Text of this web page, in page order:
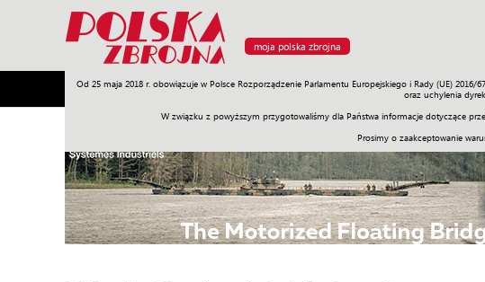
moja polska zbrojna
Od 25 maja 2018 r. obowiązuje w Polsce Rozporządzenie Parlamentu Europejskiego i Rady (UE)
oraz uchylenia
W związku z powyższym przygotowaliśmy dla Państwa informacje dotyczące
Prosimy o zaakceptowanie
Armia Poligon Sprzęt Misje Polityka Prawo Świat